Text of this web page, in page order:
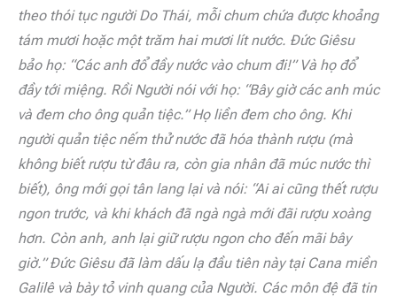
theo thói tục người Do Thái, mỗi chum chứa được khoảng
tám mươi hoặc một trăm hai mươi lít nước. Ðức Giêsu
bảo họ: “Các anh đổ đầy nước vào chum đi!” Và họ đổ
đầy tới miệng. Rồi Người nói với họ: “Bây giờ các anh múc
và đem cho ông quản tiệc.” Họ liền đem cho ông. Khi
người quản tiệc nếm thử nước đã hóa thành rượu (mà
không biết rượu từ đâu ra, còn gia nhân đã múc nước thì
biết), ông mới gọi tân lang lại và nói: “Ai ai cũng thết rượu
ngon trước, và khi khách đã ngà ngà mới đãi rượu xoàng
hơn. Còn anh, anh lại giữ rượu ngon cho đến mãi bây
giờ.” Ðức Giêsu đã làm dấu lạ đầu tiên này tại Cana miền
Galilê và bày tỏ vinh quang của Người. Các môn đệ đã tin